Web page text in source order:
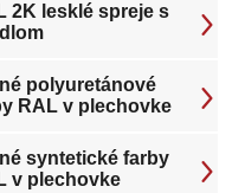
2K lesklé spreje s
polyuretánové
RAL v plechovke
syntetické farby
v plechovke